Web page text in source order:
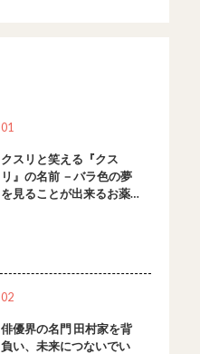
01
クスリと笑える『クス
リ』の名前 －バラ色の夢
を見ることが出来るお薬
02
俳優界の名門 田村家を背
負い、未来につないでい